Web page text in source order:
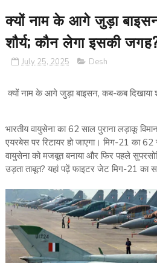
क्‍यों नाम के आगे जुड़ा
शौर्य; कौन लेगा इसकी
July 25, 2025 Desh
क्‍यों नाम के आगे जुड़ा बाइसन, कब-कब दिखाया
भारतीय वायुसेना का 62 साल पुराना लड़ाकू
एयरबेस पर रिटायर हो जाएगा। मिग-21 का
वायुसेना को मजबूत बनाया और फिर पहले
उड़ता ताबूत? यहां पढ़ें फाइटर जेट मिग-21 का